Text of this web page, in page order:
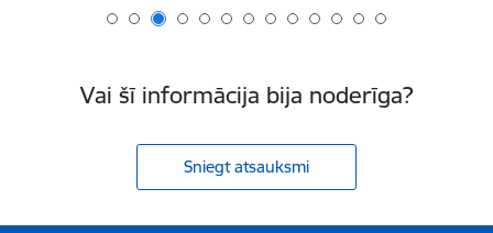
Vai šī informācija bija noderīga?
Sniegt atsauksmi